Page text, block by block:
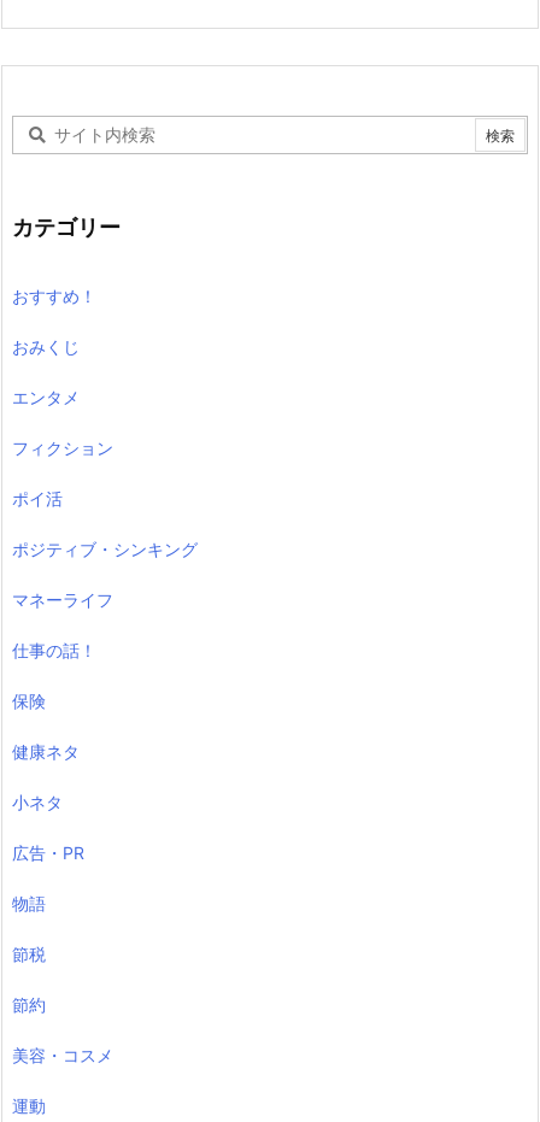
カテゴリー
おすすめ！
おみくじ
エンタメ
フィクション
ポイ活
ポジティブ・シンキング
マネーライフ
仕事の話！
保険
健康ネタ
小ネタ
広告・PR
物語
節税
節約
美容・コスメ
運動